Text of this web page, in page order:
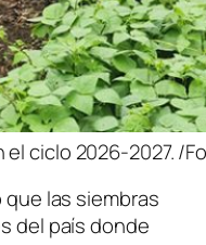
ciclo 2026-2027. /
las siembras
del país donde